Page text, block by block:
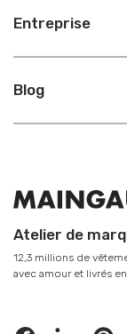
Entreprise
Blog
Atelier de
12,3 millions de
avec amour et livrés